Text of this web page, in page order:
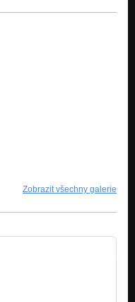
Zobrazit všechny galerie